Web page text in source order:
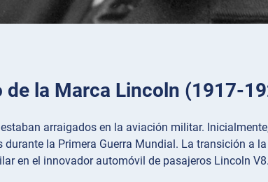
de la Marca Lincoln (1917-
arraigados en la aviación militar.
durante la Primera Guerra Mundial. La transición a
en el innovador automóvil de pasajeros Lincoln V8.